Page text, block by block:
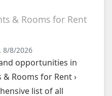
& Rooms for Rent
8/8/2026
opportunities in
& Rooms for Rent ›
list of all